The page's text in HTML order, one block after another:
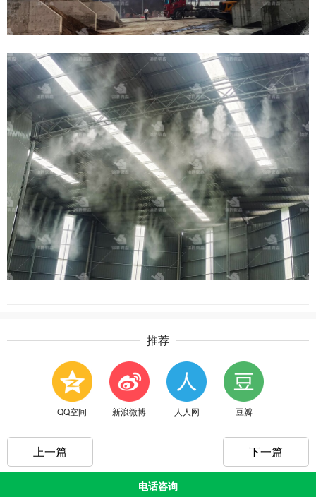
推荐
QQ空间 新浪微博 人人网 豆瓣
上一篇 下一篇
电话咨询